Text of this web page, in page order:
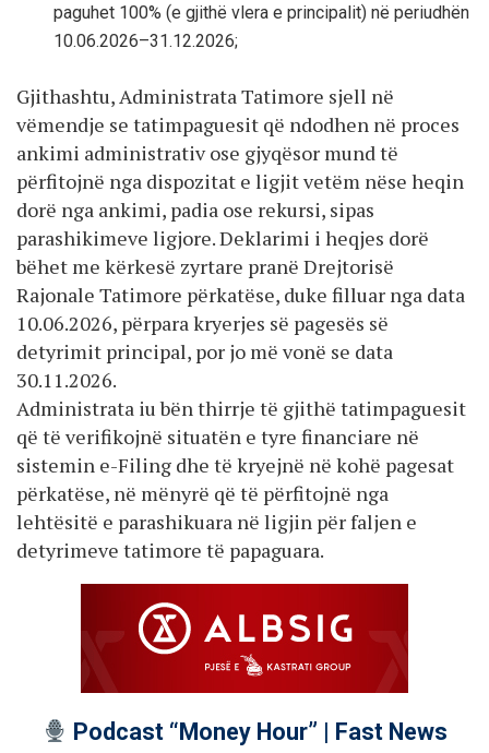
paguhet 100% (e gjithë vlera e principalit) në periudhën
10.06.2026–31.12.2026;
Gjithashtu, Administrata Tatimore sjell në
vëmendje se tatimpaguesit që ndodhen në proces
ankimi administrativ ose gjyqësor mund të
përfitojnë nga dispozitat e ligjit vetëm nëse heqin
dorë nga ankimi, padia ose rekursi, sipas
parashikimeve ligjore. Deklarimi i heqjes dorë
bëhet me kërkesë zyrtare pranë Drejtorisë
Rajonale Tatimore përkatëse, duke filluar nga data
10.06.2026, përpara kryerjes së pagesës së
detyrimit principal, por jo më vonë se data
30.11.2026.
Administrata iu bën thirrje të gjithë tatimpaguesit
që të verifikojnë situatën e tyre financiare në
sistemin e-Filing dhe të kryejnë në kohë pagesat
përkatëse, në mënyrë që të përfitojnë nga
lehtësitë e parashikuara në ligjin për faljen e
detyrimeve tatimore të papaguara.
Podcast “Money Hour” | Fast News